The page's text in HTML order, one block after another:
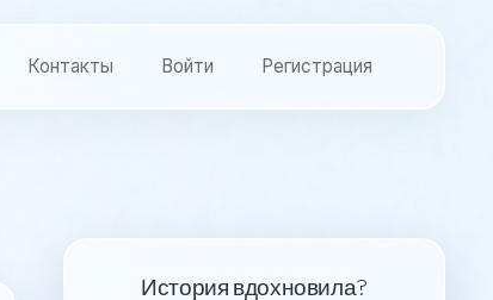
Контакты Войти Регистрация
История вдохновила?